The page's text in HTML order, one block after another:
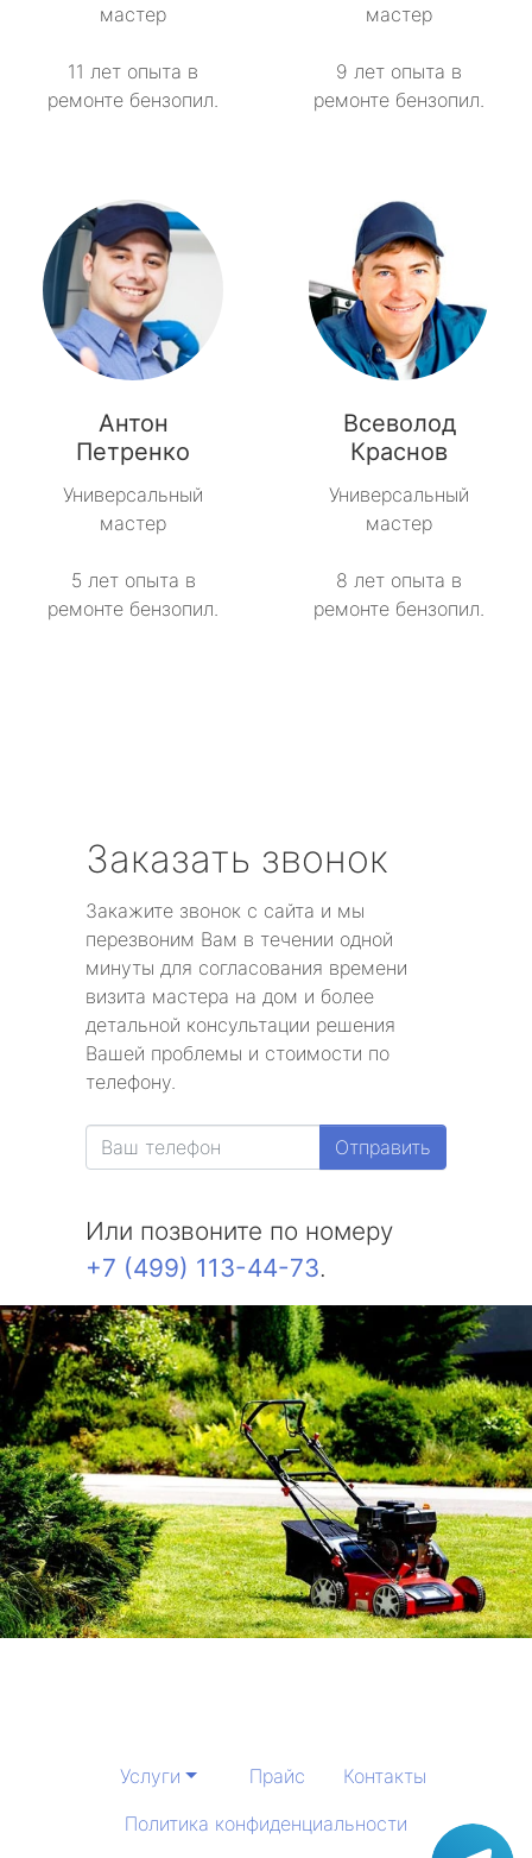
мастер
11 лет опыта в
ремонте бензопил.
мастер
9 лет опыта в
ремонте бензопил.
Антон
Петренко
Универсальный
мастер
5 лет опыта в
ремонте бензопил.
Всеволод
Краснов
Универсальный
мастер
8 лет опыта в
ремонте бензопил.
Заказать звонок
Закажите звонок с сайта и мы
перезвоним Вам в течении одной
минуты для согласования времени
визита мастера на дом и более
детальной консультации решения
Вашей проблемы и стоимости по
телефону.
Отправить
Или позвоните по номеру
+7 (499) 113-44-73.
Услуги Прайс
Контакты
Политика конфиденциальности